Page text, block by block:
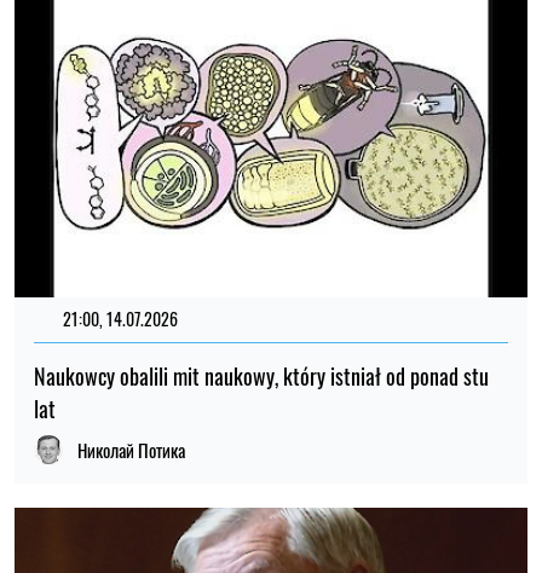
21:00, 14.07.2026
Naukowcy obalili mit naukowy, który istniał od ponad stu
lat
Николай Потика